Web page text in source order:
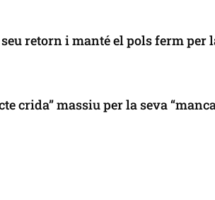
retorn i manté el pols ferm per
crida” massiu per la seva